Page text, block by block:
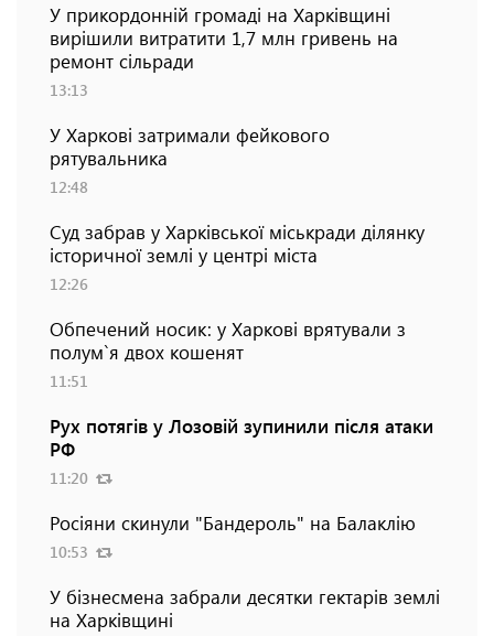
У прикордонній громаді на Харківщині
вирішили витратити 1,7 млн гривень на
ремонт сільради
13:13
У Харкові затримали фейкового
рятувальника
12:48
Суд забрав у Харківської міськради ділянку
історичної землі у центрі міста
12:26
Обпечений носик: у Харкові врятували з
полум`я двох кошенят
11:51
Рух потягів у Лозовій зупинили після атаки
РФ
11:20
Росіяни скинули "Бандероль" на Балаклію
10:53
У бізнесмена забрали десятки гектарів землі
на Харківщині